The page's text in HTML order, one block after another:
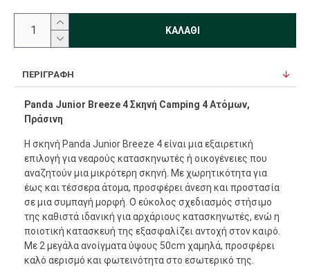
ΚΑΛΆΘΙ
ΠΕΡΙΓΡΑΦΉ
Panda Junior Breeze 4 Σκηνή Camping 4 Ατόμων,
Πράσινη
Η σκηνή Panda Junior Breeze 4 είναι μια εξαιρετική
επιλογή για νεαρούς κατασκηνωτές ή οικογένειες που
αναζητούν μια μικρότερη σκηνή. Με χωρητικότητα για
έως και τέσσερα άτομα, προσφέρει άνεση και προστασία
σε μια συμπαγή μορφή. Ο εύκολος σχεδιασμός στήσιμο
της καθιστά ιδανική για αρχάριους κατασκηνωτές, ενώ η
ποιοτική κατασκευή της εξασφαλίζει αντοχή στον καιρό.
Με 2 μεγάλα ανοίγματα ύψους 50cm χαμηλά, προσφέρει
καλό αερισμό και φωτεινότητα στο εσωτερικό της.